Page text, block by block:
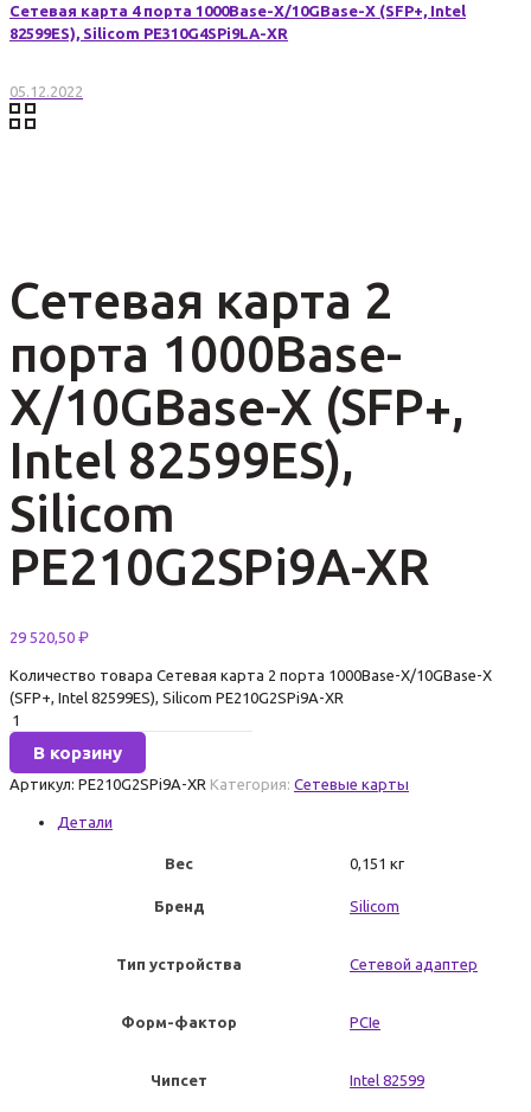
Сетевая карта 4 порта 1000Base-X/10GBase-X (SFP+, Intel
82599ES), Silicom PE310G4SPi9LA-XR
05.12.2022
Сетевая карта 2
порта 1000Base-
X/10GBase-X (SFP+,
Intel 82599ES),
Silicom
PE210G2SPi9A-XR
29 520,50 ₽
Количество товара Сетевая карта 2 порта 1000Base-X/10GBase-X
(SFP+, Intel 82599ES), Silicom PE210G2SPi9A-XR
В корзину
Артикул: PE210G2SPi9A-XR Категория: Сетевые карты
Детали
Вес 0,151 кг
Бренд Silicom
Тип устройства Сетевой адаптер
Форм-фактор PCIe
Чипсет Intel 82599